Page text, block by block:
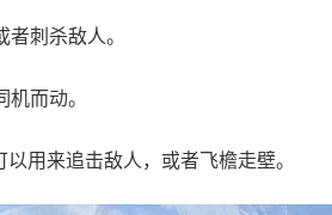
刺杀敌人。
而动。
用来追击敌人，或者飞檐走壁。